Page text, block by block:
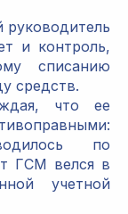
и контроль,
списанию
средств.
что ее
по
ГСМ велся в
учетной